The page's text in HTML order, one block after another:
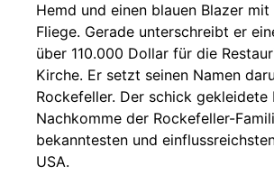
Hemd und einen blauen Blazer
Fliege. Gerade unterschreibt er
über 110.000 Dollar für die
Kirche. Er setzt seinen Namen
Rockefeller. Der schick gekleidete
Nachkomme der Rockefeller-
bekanntesten und
USA.